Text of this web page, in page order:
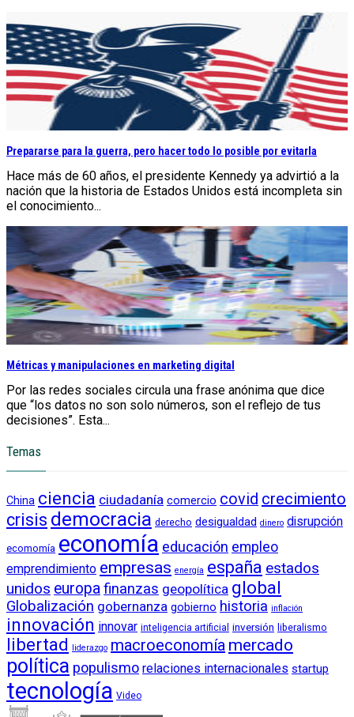
Prepararse para la guerra, pero hacer todo lo posible por evitarla
Hace más de 60 años, el presidente Kennedy ya advirtió a la
nación que la historia de Estados Unidos está incompleta sin
el conocimiento...
Métricas y manipulaciones en marketing digital
Por las redes sociales circula una frase anónima que dice
que “los datos no son solo números, son el reflejo de tus
decisiones”. Esta...
Temas
China ciencia ciudadanía comercio covid crecimiento
crisis democracia derecho desigualdad dinero disrupción
ecomomía economía educación empleo
emprendimiento empresas energía españa estados
unidos europafinanzas geopolítica global
Globalización gobernanza gobierno historia inflación
innovación innovar inteligencia artificial inversión liberalismo
libertad liderazgo macroeconomía mercado
política populismo relaciones internacionales startup
tecnología Video